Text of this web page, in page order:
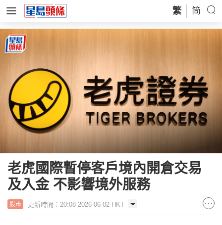
繁 简
老虎國際暫停客戶境內開倉交易
及入金 不影響境外服務
股市 更新時間：20:08 2026-06-02 HKT